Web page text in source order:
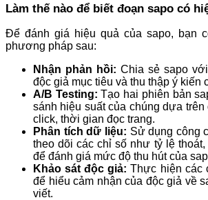
Làm thế nào để biết đoạn sapo có
Để đánh giá hiệu quả của sapo, bạn
phương pháp sau:
Nhận phản hồi: Chia sẻ sapo
độc giả mục tiêu và thu thập ý kiến
A/B Testing: Tạo hai phiên bản
sánh hiệu suất của chúng dựa
click, thời gian đọc trang.
Phân tích dữ liệu: Sử dụng công
theo dõi các chỉ số như tỷ lệ
để đánh giá mức độ thu hút của
Khảo sát độc giả: Thực hiện các
để hiểu cảm nhận của độc giả về
viết.